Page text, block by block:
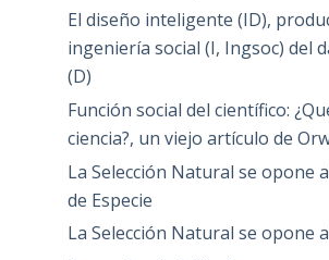
El diseño inteligente (ID),
ingeniería social (I, Ingsoc) del
(D)
Función social del científico:
ciencia?, un viejo artículo de
La Selección Natural se opone
de Especie
La Selección Natural se opone